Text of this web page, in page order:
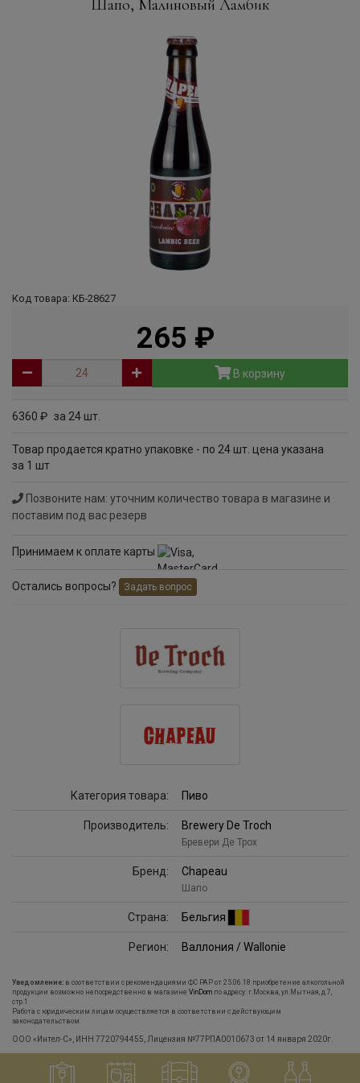
Шапо, Малиновый Ламбик
Код товара: КБ-28627
265
В корзину
6360 руб
за 24 шт.
Товар продается кратно упаковке - по 24 шт. цена указана
за 1 шт
Позвоните нам: уточним количество товара в магазине и
поставим под вас резерв
Принимаем к оплате карты
Остались вопросы? Задать вопрос
Категория товара: Пиво
Производитель: Brewery De Troch
Бревери Де Трох
Бренд: Chapeau
Шапо
Страна: Бельгия
Регион: Валлония / Wallonie
Уведомление: в соответствии с рекомендациями ФС РАР от 25.06.18 приобретение алкогольной
продукции возможно непосредственно в магазине VinDom по адресу: г.Москва, ул.Мытная, д.7,
стр.1
Работа с юридическим лицам осуществляется в соответствии с действующим
законодательством.
ООО «Интел-С», ИНН 7720794455, Лицензия №77РПА0010673 от 14 января 2020г.